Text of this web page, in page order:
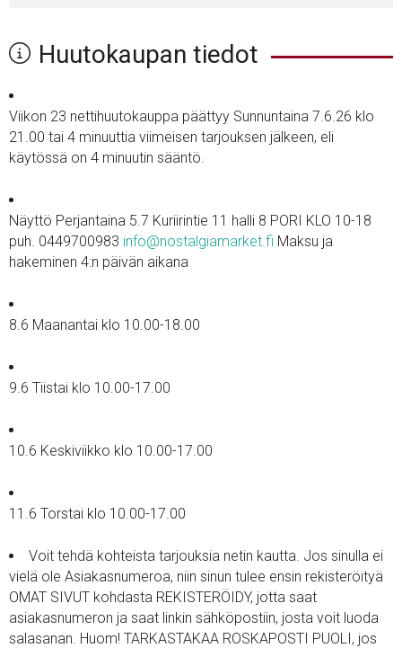
Huutokaupan tiedot
Viikon 23 nettihuutokauppa päättyy Sunnuntaina 7.6.26 klo
21.00 tai 4 minuuttia viimeisen tarjouksen jälkeen, eli
käytössä on 4 minuutin sääntö.
Näyttö Perjantaina 5.7 Kuriirintie 11 halli 8 PORI KLO 10-18
puh. 0449700983 info@nostalgiamarket.fi Maksu ja
hakeminen 4:n päivän aikana
8.6 Maanantai klo 10.00-18.00
9.6 Tiistai klo 10.00-17.00
10.6 Keskiviikko klo 10.00-17.00
11.6 Torstai klo 10.00-17.00
Voit tehdä kohteista tarjouksia netin kautta. Jos sinulla ei
vielä ole Asiakasnumeroa, niin sinun tulee ensin rekisteröityä
OMAT SIVUT kohdasta REKISTERÖIDY, jotta saat
asiakasnumeron ja saat linkin sähköpostiin, josta voit luoda
salasanan. Huom! TARKASTAKAA ROSKAPOSTI PUOLI, jos